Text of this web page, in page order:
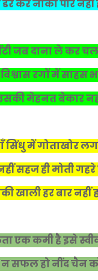
कर नौका पार नही
जब दाना ले कर
रगों में साहस
मेहनत बेकार नहीं
सिंधु में गोताखोर
सहज ही मोती गहरे
खाली हर बार नहीं
एक कमी है इसे
सफल हो नींद चैन को